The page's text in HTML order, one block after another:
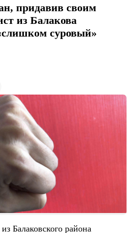
придавив своим
из Балакова
суровый»
Балаковского района